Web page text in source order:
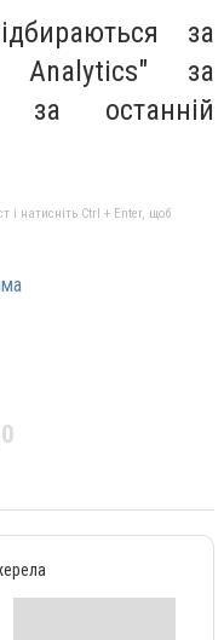
за
Analytics" за
за останній
і натисніть Ctrl + Enter, щоб